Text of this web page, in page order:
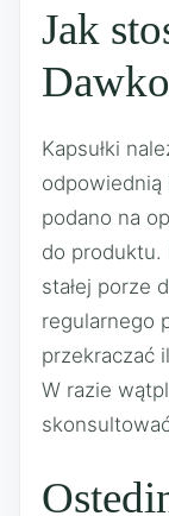
Jak
Kapsułki
odpowiednią
podano na
do produktu.
stałej porze
regularnego
przekraczać
W razie